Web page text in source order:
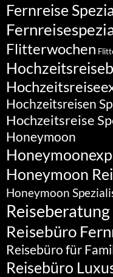
Fernreise
Flitterwochen
Hochzeitsreisen
Hochzeitsreise
Honeymoon
Honeymoon
Honeymoon
Reisebüro
Reisebüro für
Reisebüro